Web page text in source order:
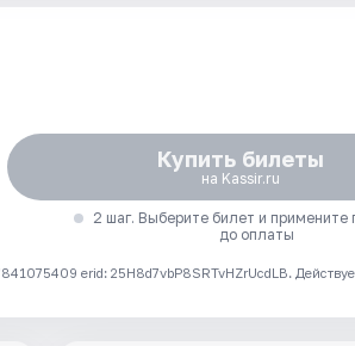
Купить билеты
на Kassir.ru
2 шаг. Выберите билет и примените
до оплаты
erid: 25H8d7vbP8SRTvHZrUcdLB.